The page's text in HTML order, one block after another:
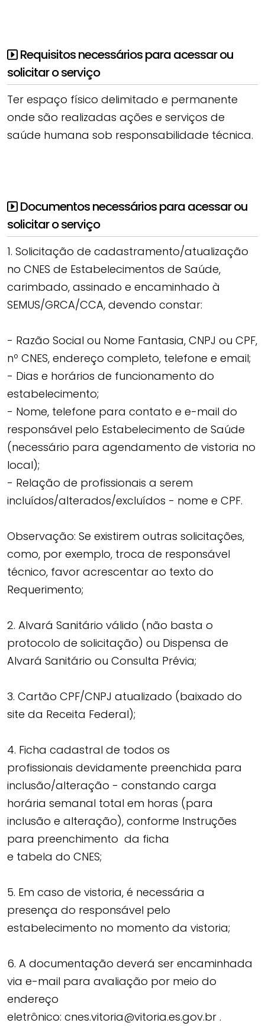
Requisitos necessários para acessar ou
solicitar o serviço
Ter espaço físico delimitado e permanente
onde são realizadas ações e serviços de
saúde humana sob responsabilidade técnica.
Documentos necessários para acessar ou
solicitar o serviço
1. Solicitação de cadastramento/atualização
no CNES de Estabelecimentos de Saúde,
carimbado, assinado e encaminhado à
SEMUS/GRCA/CCA, devendo constar:
- Razão Social ou Nome Fantasia, CNPJ ou CPF,
nº CNES, endereço completo, telefone e email;
- Dias e horários de funcionamento do
estabelecimento;
- Nome, telefone para contato e e-mail do
responsável pelo Estabelecimento de Saúde
(necessário para agendamento de vistoria no
local);
- Relação de profissionais a serem
incluídos/alterados/excluídos - nome e CPF.
Observação: Se existirem outras solicitações,
como, por exemplo, troca de responsável
técnico, favor acrescentar ao texto do
Requerimento;
2. Alvará Sanitário válido (não basta o
protocolo de solicitação) ou Dispensa de
Alvará Sanitário ou Consulta Prévia;
3. Cartão CPF/CNPJ atualizado (baixado do
site da Receita Federal);
4. Ficha cadastral de todos os
profissionais devidamente preenchida para
inclusão/alteração - constando carga
horária semanal total em horas (para
inclusão e alteração), conforme Instruções
para preenchimento da ficha
e tabela do CNES;
5. Em caso de vistoria, é necessária a
presença do responsável pelo
estabelecimento no momento da vistoria;
6. A documentação deverá ser encaminhada
via e-mail para avaliação por meio do
endereço
eletrônico: cnes.vitoria@vitoria.es.gov.br .